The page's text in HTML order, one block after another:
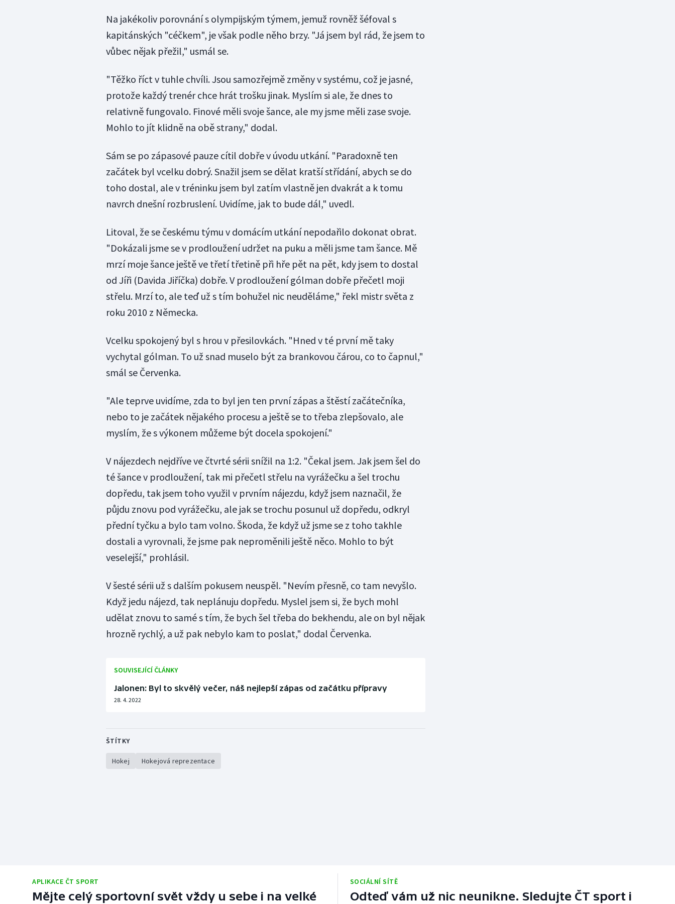
Na jakékoliv porovnání s olympijským týmem, jemuž rovněž šéfoval s
kapitánských "céčkem", je však podle něho brzy. "Já jsem byl rád, že jsem to
vůbec nějak přežil," usmál se.
"Těžko říct v tuhle chvíli. Jsou samozřejmě změny v systému, což je jasné,
protože každý trenér chce hrát trošku jinak. Myslím si ale, že dnes to
relativně fungovalo. Finové měli svoje šance, ale my jsme měli zase svoje.
Mohlo to jít klidně na obě strany," dodal.
Sám se po zápasové pauze cítil dobře v úvodu utkání. "Paradoxně ten
začátek byl vcelku dobrý. Snažil jsem se dělat kratší střídání, abych se do
toho dostal, ale v tréninku jsem byl zatím vlastně jen dvakrát a k tomu
navrch dnešní rozbruslení. Uvidíme, jak to bude dál," uvedl.
Litoval, že se českému týmu v domácím utkání nepodařilo dokonat obrat.
"Dokázali jsme se v prodloužení udržet na puku a měli jsme tam šance. Mě
mrzí moje šance ještě ve třetí třetině při hře pět na pět, kdy jsem to dostal
od Jíři (Davida Jiříčka) dobře. V prodloužení gólman dobře přečetl moji
střelu. Mrzí to, ale teď už s tím bohužel nic neuděláme," řekl mistr světa z
roku 2010 z Německa.
Vcelku spokojený byl s hrou v přesilovkách. "Hned v té první mě taky
vychytal gólman. To už snad muselo být za brankovou čárou, co to čapnul,"
smál se Červenka.
"Ale teprve uvidíme, zda to byl jen ten první zápas a štěstí začátečníka,
nebo to je začátek nějakého procesu a ještě se to třeba zlepšovalo, ale
myslím, že s výkonem můžeme být docela spokojení."
V nájezdech nejdříve ve čtvrté sérii snížil na 1:2. "Čekal jsem. Jak jsem šel do
té šance v prodloužení, tak mi přečetl střelu na vyrážečku a šel trochu
dopředu, tak jsem toho využil v prvním nájezdu, když jsem naznačil, že
půjdu znovu pod vyrážečku, ale jak se trochu posunul už dopředu, odkryl
přední tyčku a bylo tam volno. Škoda, že když už jsme se z toho takhle
dostali a vyrovnali, že jsme pak neproměnili ještě něco. Mohlo to být
veselejší," prohlásil.
V šesté sérii už s dalším pokusem neuspěl. "Nevím přesně, co tam nevyšlo.
Když jedu nájezd, tak neplánuju dopředu. Myslel jsem si, že bych mohl
udělat znovu to samé s tím, že bych šel třeba do bekhendu, ale on byl nějak
hrozně rychlý, a už pak nebylo kam to poslat," dodal Červenka.
SOUVISEJÍCÍ ČLÁNKY
Jalonen: Byl to skvělý večer, náš nejlepší zápas od začátku přípravy
28. 4. 2022
ŠTÍTKY
Hokej Hokejová reprezentace
APLIKACE ČT SPORT
Mějte celý sportovní svět vždy u sebe i na velké
SOCIÁLNÍ SÍTĚ
Odteď vám už nic neunikne. Sledujte ČT sport i